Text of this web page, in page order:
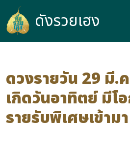
ดังรวยเฮง
ดังรวยเฮง
ดวงรายวัน 29 มี.
เกิดวันอาทิตย์ มีโ
รายรับพิเศษเข้ามา